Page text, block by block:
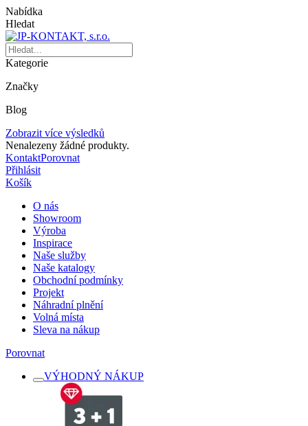
Nabídka
Hledat
Kategorie
Značky
Blog
Zobrazit více výsledků
Nenalezeny žádné produkty.
KontaktPorovnat
Přihlásit
Košík
O nás
Showroom
Výroba
Inspirace
Naše služby
Naše katalogy
Obchodní podmínky
Projekt
Náhradní plnění
Volná místa
Sleva na nákup
Porovnat
VÝHODNÝ NÁKUP